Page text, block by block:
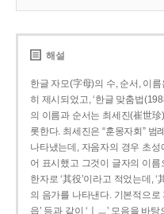
해설
한글 자모(字母)의 수, 순서, 이
히 제시되었고, ‘한글 맞춤법
의 이름과 순서는 최세진(崔世珍
롯한다. 최세진은 “훈몽자회”
나타냈는데, 자음자의 경우 초성
어 표시했고 그것이 글자의 이름
한자로 ‘其役’이라고 적었는데, ‘
의 음가를 나타낸다. 기본적으로
읍’ 등과 같이 ‘ㅣㅡ’ 모음을 바